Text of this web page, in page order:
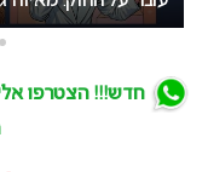
חדש!!! הצטרפו